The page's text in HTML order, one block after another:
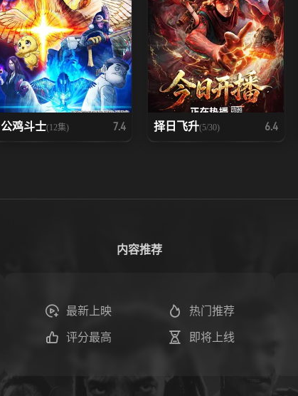
公鸡斗士(12集) 7.4 择日飞升(5/30) 6.4
内容推荐
最新上映 热门推荐
评分最高 即将上线